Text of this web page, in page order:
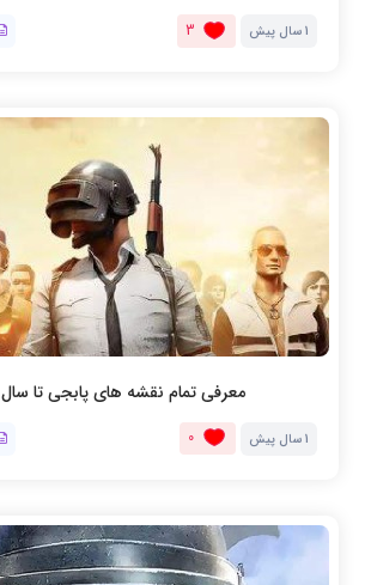
1 سال پیش 3
معرفی تمام نقشه های پابجی تا سال ۲۰۲۵
1 سال پیش 0